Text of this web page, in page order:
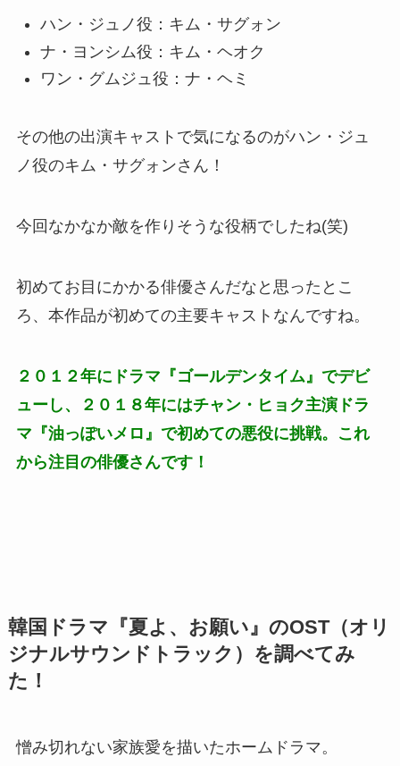
ハン・ジュノ役：キム・サグォン
ナ・ヨンシム役：キム・ヘオク
ワン・グムジュ役：ナ・ヘミ
その他の出演キャストで気になるのがハン・ジュ
ノ役のキム・サグォンさん！
今回なかなか敵を作りそうな役柄でしたね(笑)
初めてお目にかかる俳優さんだなと思ったとこ
ろ、本作品が初めての主要キャストなんですね。
２０１２年にドラマ『ゴールデンタイム』でデビ
ューし、２０１８年にはチャン・ヒョク主演ドラ
マ『油っぽいメロ』で初めての悪役に挑戦。これ
から注目の俳優さんです！
韓国ドラマ『夏よ、お願い』のOST（オリ
ジナルサウンドトラック）を調べてみ
た！
憎み切れない家族愛を描いたホームドラマ。